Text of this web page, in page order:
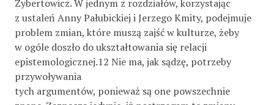
Zybertowicz. W jednym z rozdziałów, korzystając
z ustaleń Anny Pałubickiej i Jerzego Kmity, podejmuje
problem zmian, które muszą zajść w kulturze, żeby
w ogóle doszło do ukształtowania się relacji
epistemologicznej.12 Nie ma, jak sądzę, potrzeby
przywoływania
tych argumentów, ponieważ są one powszechnie